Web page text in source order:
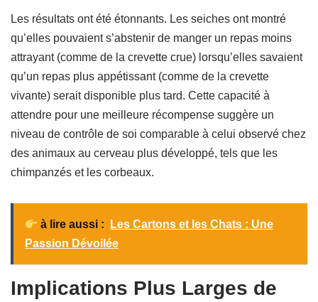
Les résultats ont été étonnants. Les seiches ont montré
qu’elles pouvaient s’abstenir de manger un repas moins
attrayant (comme de la crevette crue) lorsqu’elles savaient
qu’un repas plus appétissant (comme de la crevette
vivante) serait disponible plus tard. Cette capacité à
attendre pour une meilleure récompense suggère un
niveau de contrôle de soi comparable à celui observé chez
des animaux au cerveau plus développé, tels que les
chimpanzés et les corbeaux.
à lire aussi :
Les Cartons et les Chats : Une
Passion Dévoilée
Implications Plus Larges de